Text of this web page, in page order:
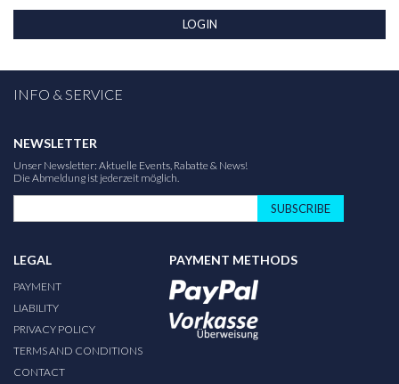
LOGIN
INFO & SERVICE
NEWSLETTER
Unser Newsletter: Aktuelle Events, Rabatte & News!
Die Abmeldung ist jederzeit möglich.
SUBSCRIBE
LEGAL
PAYMENT
LIABILITY
PRIVACY POLICY
TERMS AND CONDITIONS
CONTACT
PAYMENT METHODS